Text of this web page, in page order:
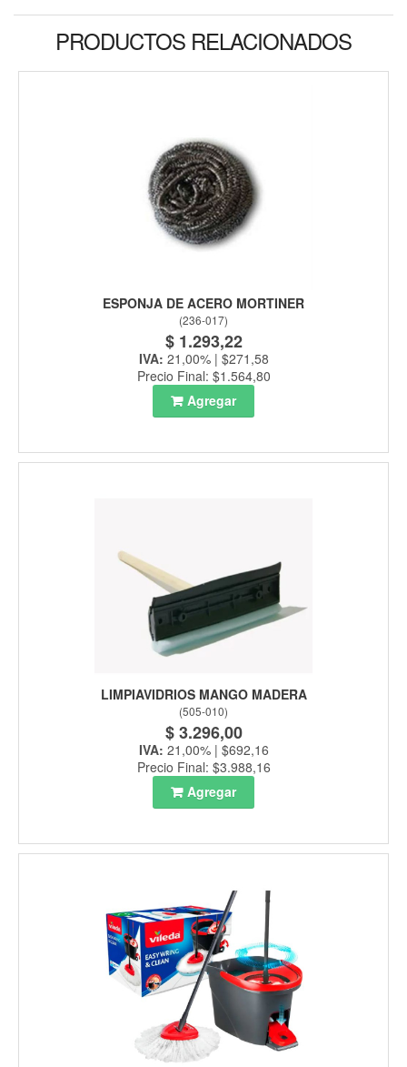
PRODUCTOS RELACIONADOS
ESPONJA DE ACERO MORTINER
(236-017)
$ 1.293,22
IVA: 21,00% | $271,58
Precio Final: $1.564,80
Agregar
LIMPIAVIDRIOS MANGO MADERA
(505-010)
$ 3.296,00
IVA: 21,00% | $692,16
Precio Final: $3.988,16
Agregar